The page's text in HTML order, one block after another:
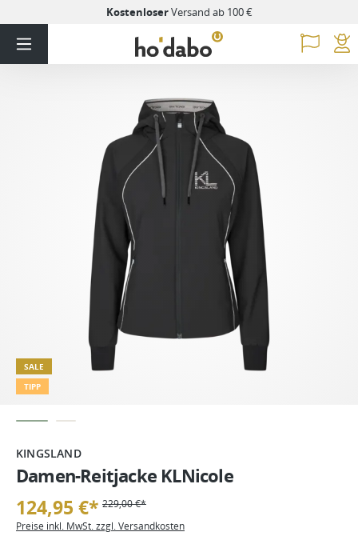
KostenloserVersand ab 100 €
SALE
TIPP
KINGSLAND
Damen-Reitjacke KLNicole
124,95 €* 229,00 €*
Preise inkl. MwSt. zzgl. Versandkosten